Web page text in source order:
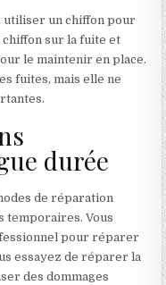
utiliser un chiffon pour
sur la fuite et
le maintenir en place.
fuites, mais elle ne
durée
de réparation
temporaires. Vous
pour réparer
essayez de réparer la
des dommages